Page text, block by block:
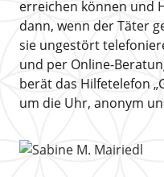
erreichen können und
dann, wenn der Täter
sie ungestört
und per Online-
berät das Hilfetelefon
um die Uhr, anonym